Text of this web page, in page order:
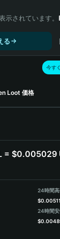
示されています。
る
今す
Loot 価格
= $0.005029
24時間
$0.00511
24時間
$